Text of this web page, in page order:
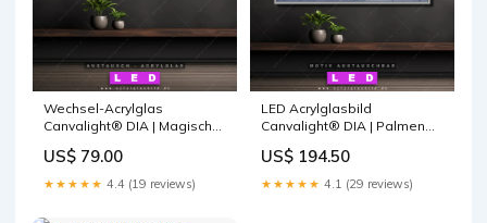
Wechsel-Acrylglas
Canvalight® DIA | Magische
Panorama Steg aus Holz
am Strand
US$ 79.00
★★★★★ 4.4 (19 reviews)
LED Acrylglasbild
Canvalight® DIA | Palmen
Sinnliches Gesicht
US$ 194.50
★★★★★ 4.1 (29 reviews)